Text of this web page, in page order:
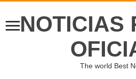
NOTICIAS
The world Best